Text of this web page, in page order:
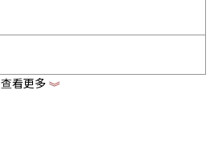
查看更多《